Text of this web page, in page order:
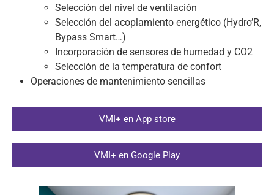
Selección del nivel de ventilación
Selección del acoplamiento energético (Hydro’R,
Bypass Smart…)
Incorporación de sensores de humedad y CO2
Selección de la temperatura de confort
Operaciones de mantenimiento sencillas
VMI+ en App store
VMI+ en Google Play